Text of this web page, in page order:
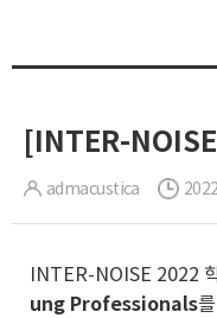
[INTER-
admacustica
INTER-NOISE 2022
ung Professionals